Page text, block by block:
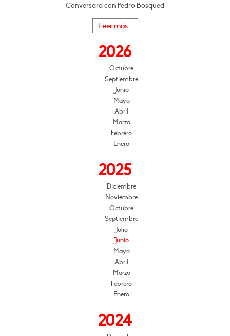
Conversará con Pedro Bosqued
Leer más...
2026
Octubre
Septiembre
Junio
Mayo
Abril
Marzo
Febrero
Enero
2025
Diciembre
Noviembre
Octubre
Septiembre
Julio
Junio
Mayo
Abril
Marzo
Febrero
Enero
2024